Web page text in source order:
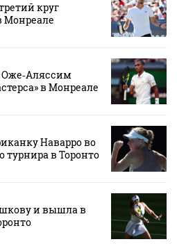
круг
Монреале
Оже‑Аляссим
в Монреале
Наварро во
турнира в Торонто
и вышла в